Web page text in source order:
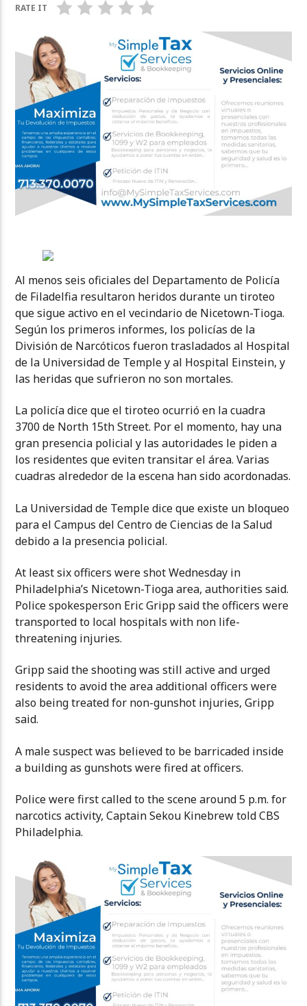
RATE IT
Al menos seis oficiales del Departamento de Policía
de Filadelfia resultaron heridos durante un tiroteo
que sigue activo en el vecindario de Nicetown-Tioga.
Según los primeros informes, los policías de la
División de Narcóticos fueron trasladados al Hospital
de la Universidad de Temple y al Hospital Einstein, y
las heridas que sufrieron no son mortales.
La policía dice que el tiroteo ocurrió en la cuadra
3700 de North 15th Street. Por el momento, hay una
gran presencia policial y las autoridades le piden a
los residentes que eviten transitar el área. Varias
cuadras alrededor de la escena han sido acordonadas.
La Universidad de Temple dice que existe un bloqueo
para el Campus del Centro de Ciencias de la Salud
debido a la presencia policial.
At least six officers were shot Wednesday in
Philadelphia’s Nicetown-Tioga area, authorities said.
Police spokesperson Eric Gripp said the officers were
transported to local hospitals with non life-
threatening injuries.
Gripp said the shooting was still active and urged
residents to avoid the area additional officers were
also being treated for non-gunshot injuries, Gripp
said.
A male suspect was believed to be barricaded inside
a building as gunshots were fired at officers.
Police were first called to the scene around 5 p.m. for
narcotics activity, Captain Sekou Kinebrew told CBS
Philadelphia.